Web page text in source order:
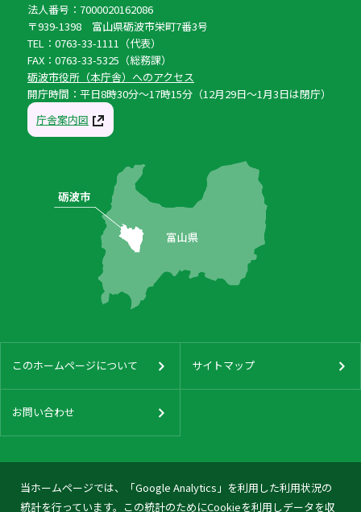
当ホームページでは、「Google Analytics」を利用した利用状況の
統計を行っています。この統計のためにCookieを利用しデータを収
法人番号：7000020162086
〒939-1398 富山県砺波市栄町7番3号
TEL：0763-33-1111（代表）
FAX：0763-33-5325（総務課）
砺波市役所（本庁舎）へのアクセス
開庁時間：平日8時30分〜17時15分（12月29日〜1月3日は閉庁）
庁舎案内図
このホームページについて サイトマップ
お問い合わせ